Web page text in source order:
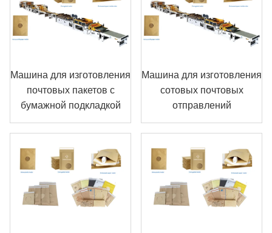
Машина для изготовления
почтовых пакетов с
бумажной подкладкой
Машина для изготовления
сотовых почтовых
отправлений